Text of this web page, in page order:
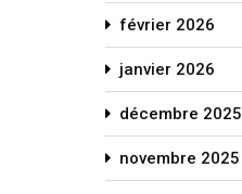
février 2026
janvier 2026
décembre 2025
novembre 2025